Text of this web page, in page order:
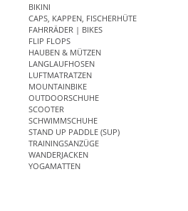
BIKINI
CAPS, KAPPEN, FISCHERHÜTE
FAHRRÄDER | BIKES
FLIP FLOPS
HAUBEN & MÜTZEN
LANGLAUFHOSEN
LUFTMATRATZEN
MOUNTAINBIKE
OUTDOORSCHUHE
SCOOTER
SCHWIMMSCHUHE
STAND UP PADDLE (SUP)
TRAININGSANZÜGE
WANDERJACKEN
YOGAMATTEN